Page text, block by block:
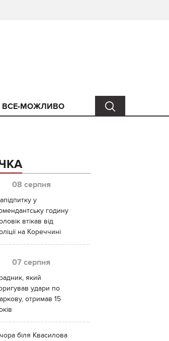
ВСЕ-МОЖЛИВО
08 серпня
у
годину
втікав від
на Кореччині
07 серпня
який
удари по
отримав 15
біля Квасилова